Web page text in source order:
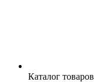
Каталог товаров